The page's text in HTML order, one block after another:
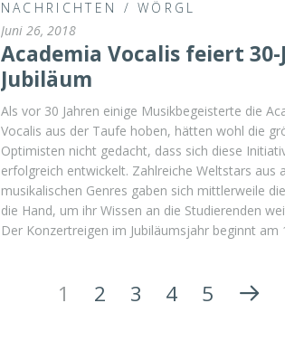
NACHRICHTEN
/WÖRGL
Juni 26, 2018
Academia Vocalis feiert 30-
Jubiläum
Als vor 30 Jahren einige Musikbegeisterte die
Vocalis aus der Taufe hoben, hätten wohl die
Optimisten nicht gedacht, dass sich diese
erfolgreich entwickelt. Zahlreiche Weltstars aus
musikalischen Genres gaben sich mittlerweile
die Hand, um ihr Wissen an die Studierenden
Der Konzertreigen im Jubiläumsjahr beginnt am
1 2 3 4 5